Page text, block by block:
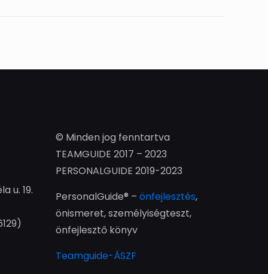
u. 19.
© Minden jog fenntartva
TEAMGUIDE 2017 – 2023
PERSONALGUIDE 2019-2023
PersonalGuide® – önfejlesztés,
önismeret, személyiségteszt,
önfejlesztő könyv
Teamguide-ÁSZF